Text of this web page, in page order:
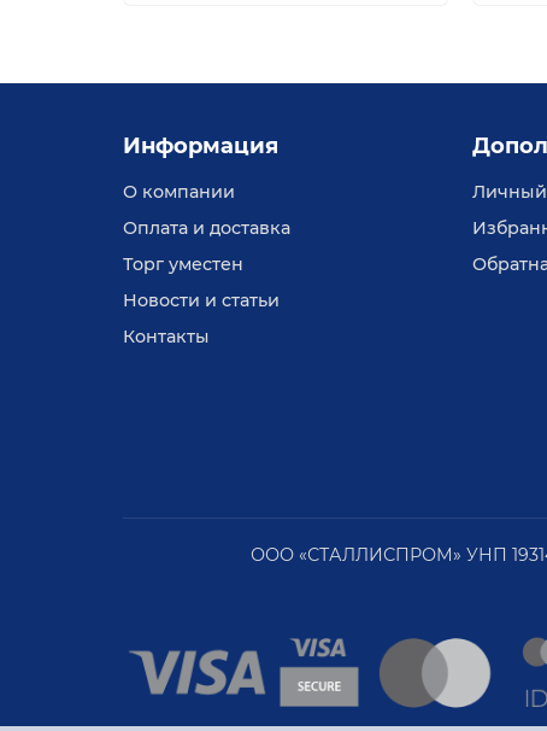
Информация
О компании
Оплата и доставка
Торг уместен
Новости и статьи
Контакты
Личный
ООО «СТАЛЛИСПРОМ» УНП